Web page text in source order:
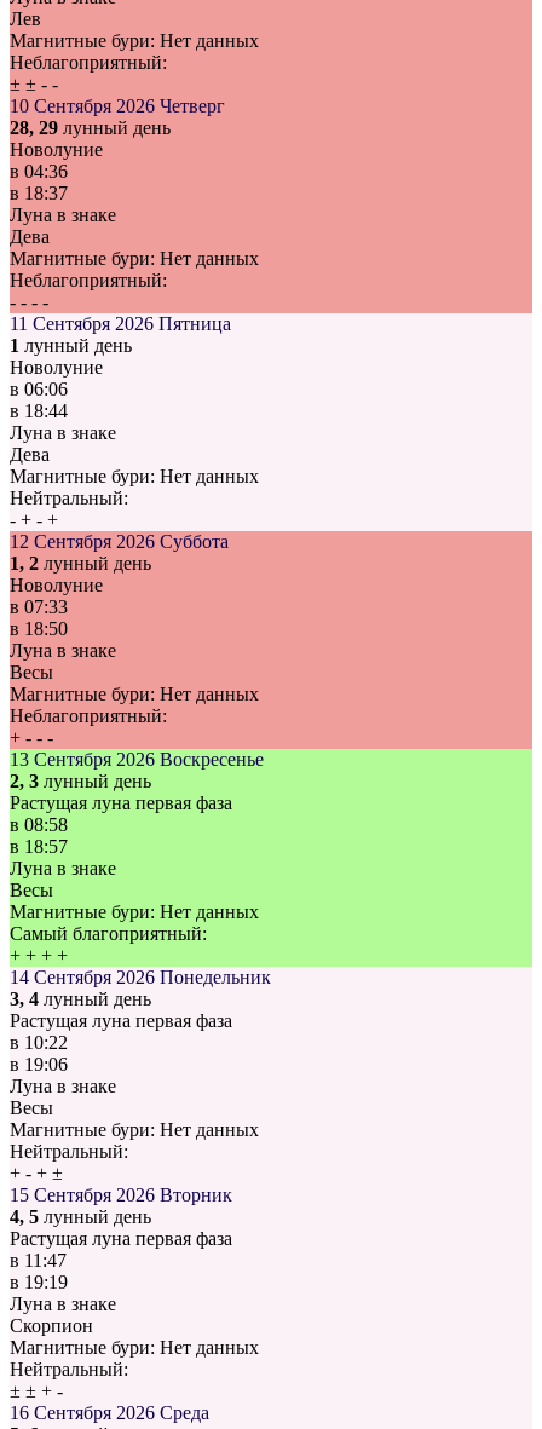
Лев
Магнитные бури: Нет данных
Неблагоприятный:
± ± - -
10 Сентября 2026 Четверг
28, 29 лунный день
Новолуние
в 04:36
в 18:37
Луна в знаке
Дева
Магнитные бури: Нет данных
Неблагоприятный:
- - - -
11 Сентября 2026 Пятница
1 лунный день
Новолуние
в 06:06
в 18:44
Луна в знаке
Дева
Магнитные бури: Нет данных
Нейтральный:
- + - +
12 Сентября 2026 Суббота
1, 2 лунный день
Новолуние
в 07:33
в 18:50
Луна в знаке
Весы
Магнитные бури: Нет данных
Неблагоприятный:
+ - - -
13 Сентября 2026 Воскресенье
2, 3 лунный день
Растущая луна первая фаза
в 08:58
в 18:57
Луна в знаке
Весы
Магнитные бури: Нет данных
Самый благоприятный:
+ + + +
14 Сентября 2026 Понедельник
3, 4 лунный день
Растущая луна первая фаза
в 10:22
в 19:06
Луна в знаке
Весы
Магнитные бури: Нет данных
Нейтральный:
+ - + ±
15 Сентября 2026 Вторник
4, 5 лунный день
Растущая луна первая фаза
в 11:47
в 19:19
Луна в знаке
Скорпион
Магнитные бури: Нет данных
Нейтральный:
± ± + -
16 Сентября 2026 Среда